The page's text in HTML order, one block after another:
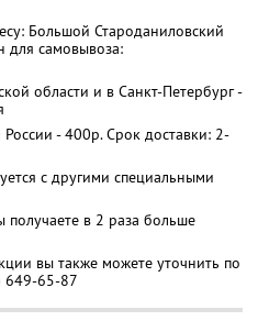
Большой Староданиловский
для самовывоза:
области и в Санкт-Петербург -
- 400р. Срок доставки: 2-
с другими специальными
получаете в 2 раза больше
вы также можете уточнить по
649-65-87